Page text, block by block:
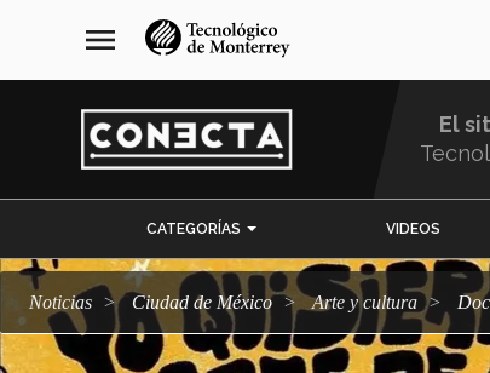
navegación
principal
menu
El
CATEGORÍAS VIDEOS
Noticias Ciudad de México arte y cultura